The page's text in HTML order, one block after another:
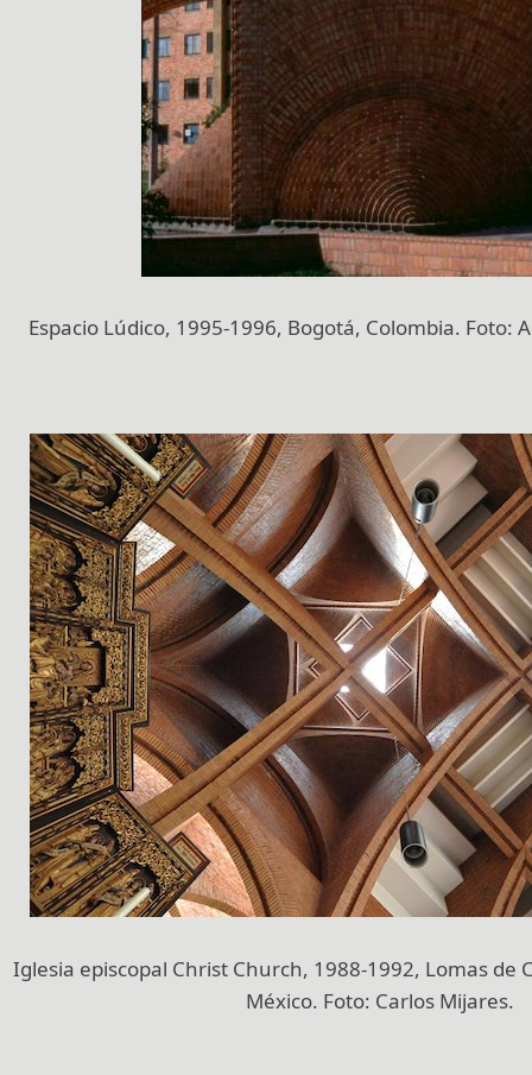
Espacio Lúdico, 1995-1996, Bogotá, Colombia. Foto:
Iglesia episcopal Christ Church, 1988-1992, Lomas de
México. Foto: Carlos Mijares.